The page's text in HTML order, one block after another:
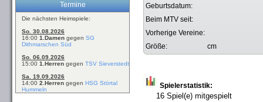
Termine
Die nächsten Heimspiele:
So. 30.08.2026
16:00 1.Damen gegen SG
Dithmarschen Süd
So. 06.09.2026
15:00 1.Herren gegen TSV Sieverstedt
Sa. 19.09.2026
14:00 2.Herren gegen HSG Störtal
Hummeln
Geburtsdatum:
Beim MTV seit:
Vorherige Vereine:
Größe:
cm
Spielerstatistik:
16 Spiel(e) mitgespielt